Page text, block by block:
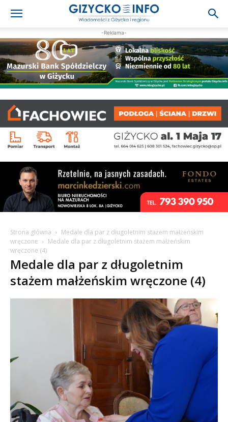
-Reklama-
Strona główna
Medale dla par z długoletnim stażem małżeńskim
wręczone
Medale dla par z długoletnim stażem małżeńskim
wręczone (4)
Medale dla par z długoletnim
stażem małżeńskim wręczone (4)